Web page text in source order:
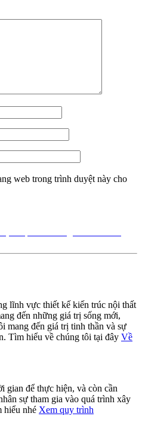
web trong trình duyệt này cho
lĩnh vực thiết kế kiến trúc nội thất
đến những giá trị sống mới,
mang đến giá trị tinh thần và sự
Tìm hiểu về chúng tôi tại đây Về
gian để thực hiện, và còn cần
sự tham gia vào quá trình xây
hiểu nhé Xem quy trình